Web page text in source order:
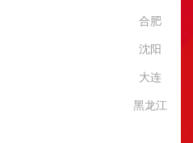
合肥
沈阳
大连
黑龙江